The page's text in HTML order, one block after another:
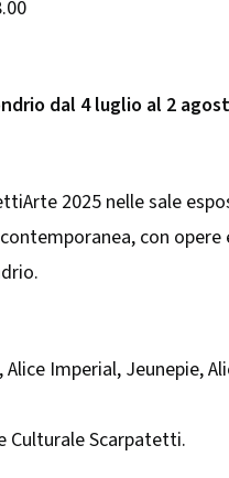
dal 4 luglio al 2
2025 nelle sale
con
Imperial, Jeunepie,
Culturale Scarpatetti.